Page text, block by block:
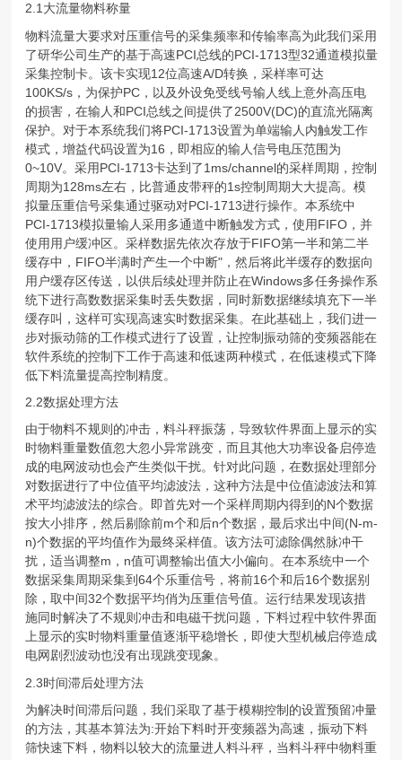
2.1大流量物料称量
物料流量大要求对压重信号的采集频率和传输率高为此我们采用
了研华公司生产的基于高速PCI总线的PCI-1713型32通道模拟量
采集控制卡。该卡实现12位高速A/D转换，采样率可达
100KS/s，为保护PC，以及外设免受线号输人线上意外高压电
的损害，在输人和PCI总线之间提供了2500V(DC)的直流光隔离
保护。对于本系统我们将PCI-1713设置为单端输人内触发工作
模式，增益代码设置为16，即相应的输人信号电压范围为
0~10V。采用PCI-1713卡达到了1ms/channel的采样周期，控制
周期为128ms左右，比普通皮带秤的1s控制周期大大提高。模
拟量压重信号采集通过驱动对PCI-1713进行操作。本系统中
PCI-1713模拟量输人采用多通道中断触发方式，使用FIFO，并
使用用户缓冲区。采样数据先依次存放于FIFO第一半和第二半
缓存中，FIFO半满时产生一个中断"，然后将此半缓存的数据向
用户缓存区传送，以供后续处理并防止在Windows多任务操作系
统下进行高数数据采集时丢失数据，同时新数据继续填充下一半
缓存叫，这样可实现高速实时数据采集。在此基础上，我们进一
步对振动筛的工作模式进行了设置，让控制振动筛的变频器能在
软件系统的控制下工作于高速和低速两种模式，在低速模式下降
低下料流量提高控制精度。
2.2数据处理方法
由于物料不规则的冲击，料斗秤振荡，导致软件界面上显示的实
时物料重量数值忽大忽小异常跳变，而且其他大功率设备启停造
成的电网波动也会产生类似干扰。针对此问题，在数据处理部分
对数据进行了中位值平均滤波法，这种方法是中位值滤波法和算
术平均滤波法的综合。即首先对一个采样周期内得到的N个数据
按大小排序，然后剔除前m个和后n个数据，最后求出中间(N-m-
n)个数据的平均值作为最终采样值。该方法可滤除偶然脉冲干
扰，适当调整m，n值可调整输出值大小偏向。在本系统中一个
数据采集周期采集到64个乐重信号，将前16个和后16个数据别
除，取中间32个数据平均俏为压重信号值。运行结果发现该措
施同时解决了不规则冲击和电磁干扰问题，下料过程中软件界面
上显示的实时物料重量值逐渐平稳增长，即使大型机械启停造成
电网剧烈波动也没有出现跳变现象。
2.3时间滞后处理方法
为解决时间滞后问题，我们采取了基于模糊控制的设置预留冲量
的方法，其基本算法为:开始下料时开变频器为高速，振动下料
筛快速下料，物料以较大的流量进人料斗秤，当料斗秤中物料重